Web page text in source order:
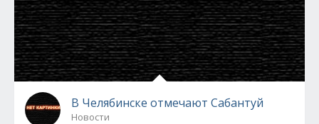
В Челябинске отмечают Сабантуй
Новости